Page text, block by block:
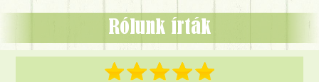
Rólunk írták